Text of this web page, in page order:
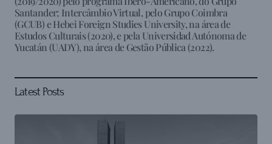
Santander; Intercâmbio Virtual, pelo Grupo Coimbra
(GCUB) e Hebei Foreign Studies University, na área de
Estudos Culturais (2020), e pela Universidad Autónoma de
Yucatán (UADY), na área de Gestão Pública (2022).
Latest Posts